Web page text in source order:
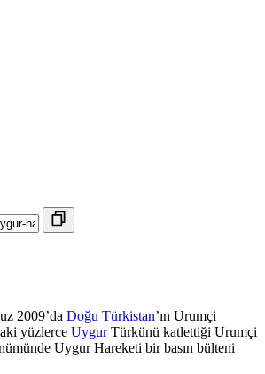
2009’da Doğu Türkistan’ın Urumçi
yüzlerce UygurTürkünü katlettiği Urumçi
Uygur Hareketi bir basın bülteni